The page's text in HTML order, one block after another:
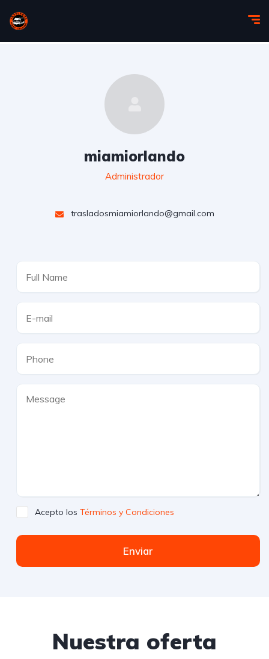
miamiorlando
Administrador
trasladosmiamiorlando@gmail.com
Acepto los Términos y Condiciones
Enviar
Nuestra oferta